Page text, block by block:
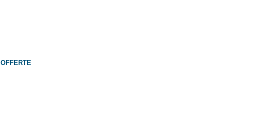
OFFERTE